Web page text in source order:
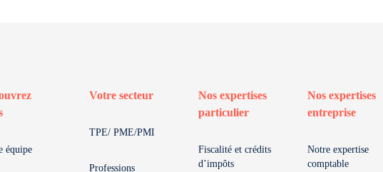
équipe
Votre secteur
TPE/ PME/PMI
Professions
Nos expertises
particulier
Fiscalité et crédits
d’impôts
Nos expertises
entreprise
Notre expertise
comptable